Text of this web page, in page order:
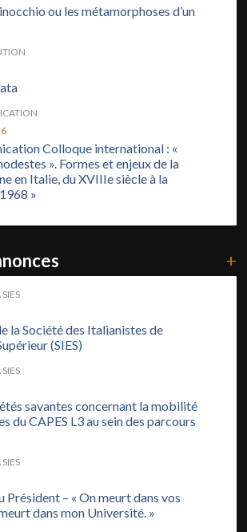
ou les métamorphoses d’un
Colloque international : «
». Formes et enjeux de la
en Italie, du XVIIIe siècle à la
»
+
la Société des Italianistes de
(SIES)
savantes concernant la mobilité
du CAPES L3 au sein des parcours
Président – « On meurt dans vos
dans mon Université. »